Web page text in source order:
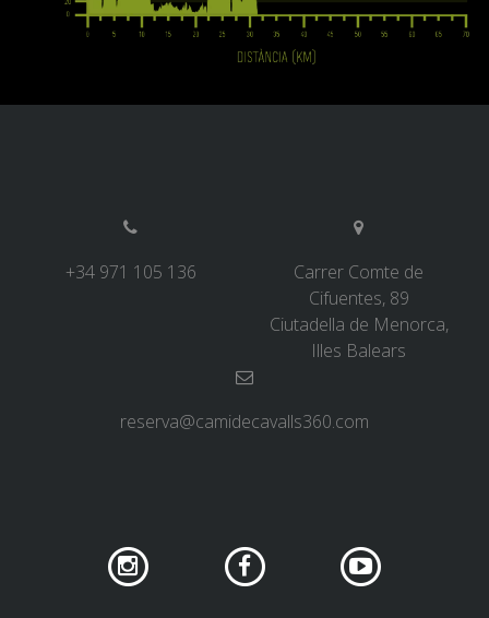
+34 971 105 136
Carrer Comte de
Cifuentes, 89
Ciutadella de Menorca,
Illes Balears
reserva@camidecavalls360.com